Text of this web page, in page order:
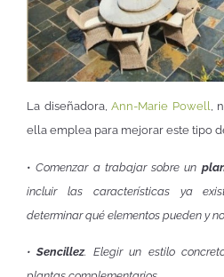
La diseñadora, Ann-Marie Powell,
ella emplea para mejorar este tipo
• Comenzar a trabajar sobre un
incluir las características ya
determinar qué elementos pueden y
•Sencillez. Elegir un estilo